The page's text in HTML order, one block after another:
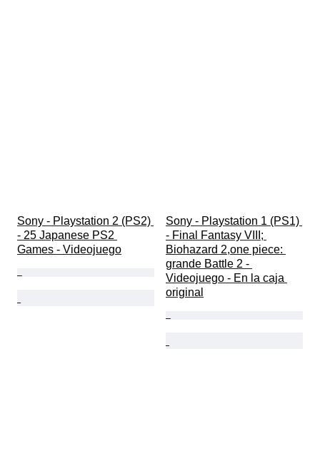
Sony - Playstation 2 (PS2)
- 25 Japanese PS2
Games - Videojuego
Sony - Playstation 1 (PS1)
- Final Fantasy VIII;
Biohazard 2,one piece:
grande Battle 2 -
Videojuego - En la caja
original